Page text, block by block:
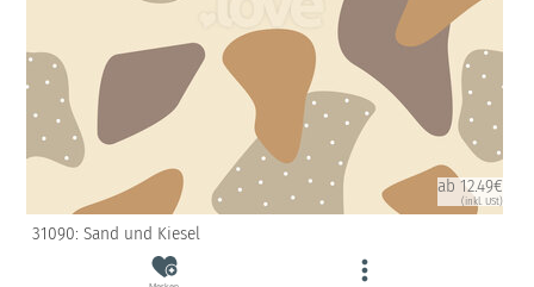
ab 12.49€
(inkl. USt)
31090: Sand und Kiesel